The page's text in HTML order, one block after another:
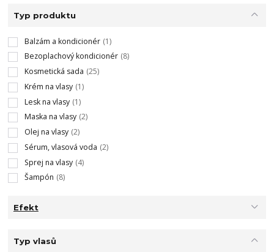
Typ produktu
Balzám a kondicionér (1)
Bezoplachový kondicionér (8)
Kosmetická sada (25)
Krém na vlasy (1)
Lesk na vlasy (1)
Maska na vlasy (2)
Olej na vlasy (2)
Sérum, vlasová voda (2)
Sprej na vlasy (4)
Šampón (8)
Efekt
Typ vlasů